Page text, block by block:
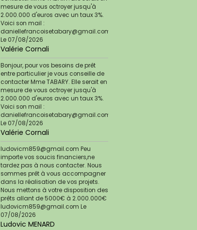
mesure de vous octroyer jusqu'à
2.000.000 d'euros avec un taux 3%.
Voici son mail :
daniellefrancoisetabary@gmail.com
Le 07/08/2026
Valérie Cornali
Bonjour, pour vos besoins de prêt
entre particulier je vous conseille de
contacter Mme TABARY. Elle serait en
mesure de vous octroyer jusqu'à
2.000.000 d'euros avec un taux 3%.
Voici son mail :
daniellefrancoisetabary@gmail.com
Le 07/08/2026
Valérie Cornali
ludovicm859@gmail.com Peu
importe vos soucis financiers,ne
tardez pas à nous contacter. Nous
sommes prêt à vous accompagner
dans la réalisation de vos projets.
Nous mettons à votre disposition des
prêts allant de 5000€ à 2.000.000€
ludovicm859@gmail.com Le
07/08/2026
Ludovic MENARD